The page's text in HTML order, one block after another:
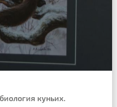
куньих.